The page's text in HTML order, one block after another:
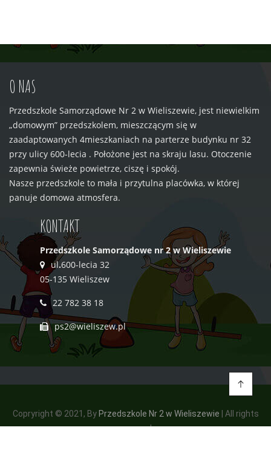
O NAS
Przedszkole Samorządowe Nr 2 w Wieliszewie, jest niewielkim
„domowym” przedszkolem, mieszczącym się w
zaadaptowanych 4mieszkaniach na parterze budynku nr 32
przy ulicy 600-lecia . Położone jest na skraju lasu. Otoczenie
zapewnia świeże powietrze, ciszę i spokój.
Nasze przedszkole to mała i przytulna placówka, w której
panuje domowa atmosfera.
KONTAKT
Przedszkole Samorządowe nr 2 w Wieliszewie
ul.600-lecia 32
05-135 Wieliszew
22 782 38 18
ps2@wieliszew.pl
Copryright © 2021, By Przedszkole Nr 2 w Wieliszewie | All rights
reserved.